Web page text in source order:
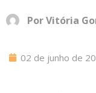
PorVitória
02 de junho de